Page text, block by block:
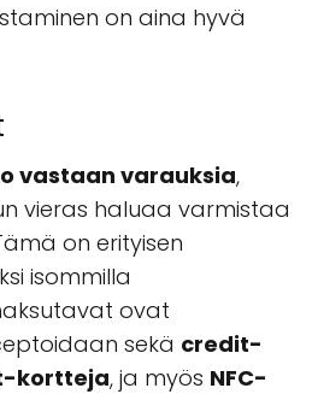
on aina hyvä
vastaan varauksia,
vieras haluaa varmistaa
on erityisen
isommilla
ovat
sekä credit-
kortteja, ja myös NFC-